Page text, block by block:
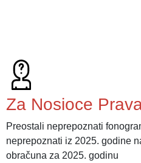
Za Nosioce
Preostali neprepoznati
neprepoznati iz 2025. godine
obračuna za 2025. godinu